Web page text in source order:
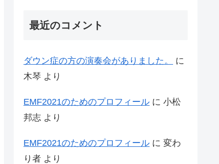
最近のコメント
ダウン症の方の演奏会がありました。
に
木琴 より
EMF2021のためのプロフィール に 小松
邦志 より
EMF2021のためのプロフィール に 変わ
り者 より